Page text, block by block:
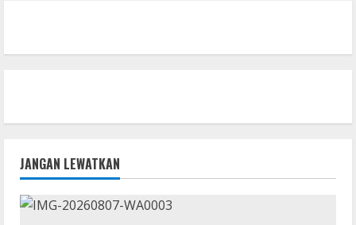
JANGAN LEWATKAN